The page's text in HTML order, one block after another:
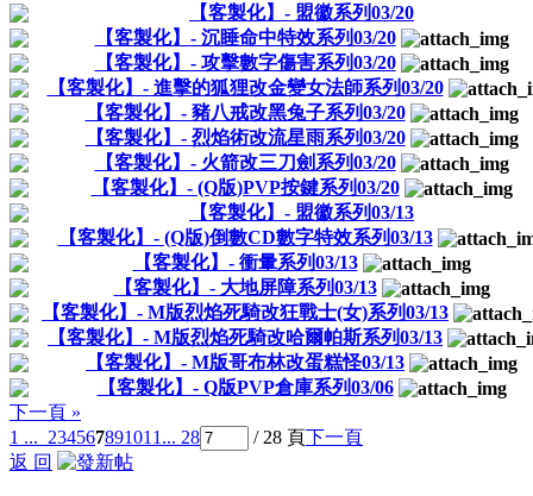
【客製化】- 盟徽系列03/20
【客製化】- 沉睡命中特效系列03/20
【客製化】- 攻擊數字傷害系列03/20
【客製化】- 進擊的狐狸改金變女法師系列03/20
【客製化】- 豬八戒改黑兔子系列03/20
【客製化】- 烈焰術改流星雨系列03/20
【客製化】- 火箭改三刀劍系列03/20
【客製化】- (Q版)PVP按鍵系列03/20
【客製化】- 盟徽系列03/13
【客製化】- (Q版)倒數CD數字特效系列03/13
【客製化】- 衝暈系列03/13
【客製化】- 大地屏障系列03/13
【客製化】- M版烈焰死騎改狂戰士(女)系列03/13
【客製化】- M版烈焰死騎改哈爾帕斯系列03/13
【客製化】- M版哥布林改蛋糕怪03/13
【客製化】- Q版PVP倉庫系列03/06
下一頁 »
1 ... 234567891011 ... 28 / 28 頁下一頁
返 回